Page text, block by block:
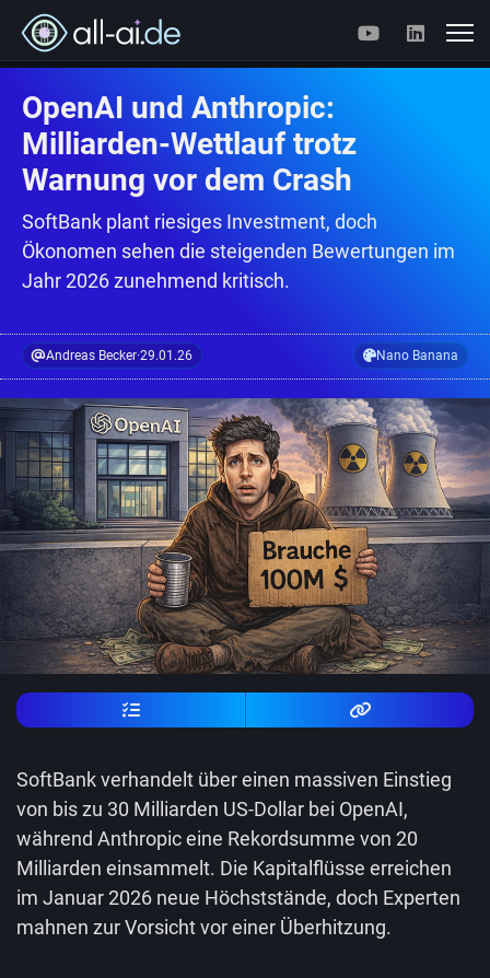
OpenAI und Anthropic:
Milliarden-Wettlauf trotz
Warnung vor dem Crash
SoftBank plant riesiges Investment, doch
Ökonomen sehen die steigenden Bewertungen im
Jahr 2026 zunehmend kritisch.
Andreas Becker·29.01.26 Nano Banana
SoftBank verhandelt über einen massiven Einstieg
von bis zu 30 Milliarden US-Dollar bei OpenAI,
während Anthropic eine Rekordsumme von 20
Milliarden einsammelt. Die Kapitalflüsse erreichen
im Januar 2026 neue Höchststände, doch Experten
mahnen zur Vorsicht vor einer Überhitzung.